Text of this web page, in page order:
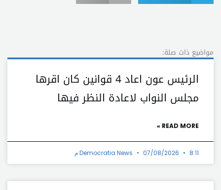
مواضيع ذات صلة:
الرئيس عون اعاد 4 قوانين كان اقرها
مجلس النواب لاعادة النظر فيها
READ MORE »
Democratia News 07/08/2026 8:11 م